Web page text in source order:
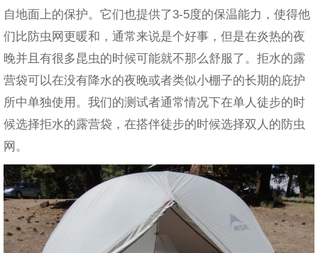
自地面上的保护。它们也提供了3-5度的保温能力，使得他
们比防虫网更暖和，通常来说是个好事，但是在炎热的夜
晚并且有很多昆虫的时候可能就不那么舒服了。拒水的露
营袋可以在没有降水的夜晚或者类似小棚子的长期的庇护
所中单独使用。我们的测试者通常情况下在单人徒步的时
候选择拒水的露营袋，在搭伴徒步的时候选择双人的防虫
网。